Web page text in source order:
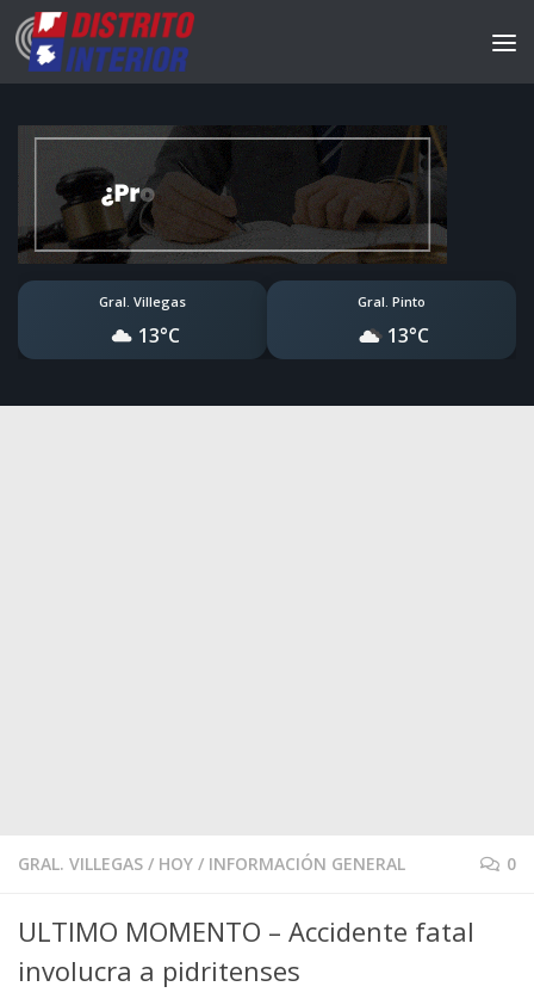
Gral. Villegas
13°C
Gral. Pinto
13°C
GRAL. VILLEGAS / HOY / INFORMACIÓN GENERAL 0
ULTIMO MOMENTO – Accidente fatal
involucra a pidritenses